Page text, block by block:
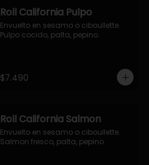
Roll California Pulpo
Envuelto en sesamo o ciboullette.
Pulpo cocido, palta, pepino.
$7.490
Roll California Salmon
Envuelto en sesamo o ciboullette.
Salmon fresco, palta, pepino.